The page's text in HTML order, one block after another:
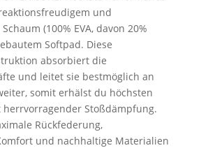
und
(100% EVA, davon 20%
Softpad. Diese
absorbiert die
und leitet sie bestmöglich an
somit erhälst du höchsten
Stoßdämpfung.
Rückfederung,
und nachhaltige Materialien